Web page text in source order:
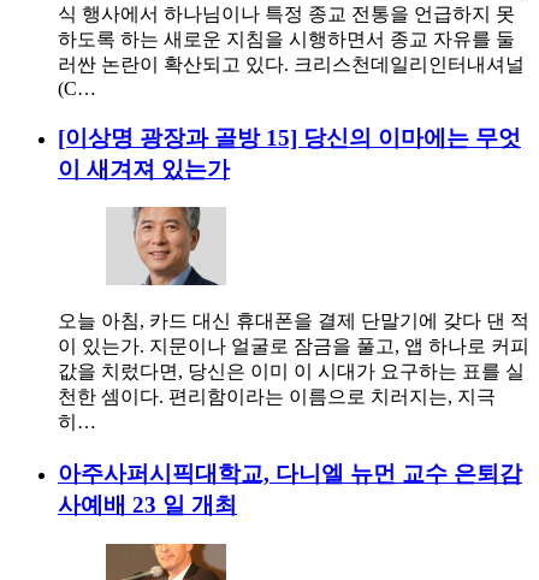
식 행사에서 하나님이나 특정 종교 전통을 언급하지 못
하도록 하는 새로운 지침을 시행하면서 종교 자유를 둘
러싼 논란이 확산되고 있다. 크리스천데일리인터내셔널
(C…
[이상명 광장과 골방 15] 당신의 이마에는 무엇
이 새겨져 있는가
오늘 아침, 카드 대신 휴대폰을 결제 단말기에 갖다 댄 적
이 있는가. 지문이나 얼굴로 잠금을 풀고, 앱 하나로 커피
값을 치렀다면, 당신은 이미 이 시대가 요구하는 표를 실
천한 셈이다. 편리함이라는 이름으로 치러지는, 지극
히…
아주사퍼시픽대학교, 다니엘 뉴먼 교수 은퇴감
사예배 23 일 개최